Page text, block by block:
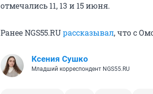
отмечались 11, 13 и 15 июня.
Ранее NGS55.RUрассказывал, что с
Ксения Сушко
Младший корреспондент NGS55.RU